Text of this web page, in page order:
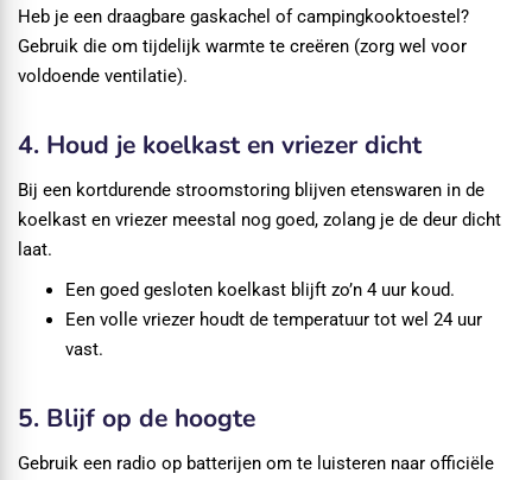
Heb je een draagbare gaskachel of campingkooktoestel?
Gebruik die om tijdelijk warmte te creëren (zorg wel voor
voldoende ventilatie).
4. Houd je koelkast en vriezer dicht
Bij een kortdurende stroomstoring blijven etenswaren in de
koelkast en vriezer meestal nog goed, zolang je de deur dicht
laat.
Een goed gesloten koelkast blijft zo’n 4 uur koud.
Een volle vriezer houdt de temperatuur tot wel 24 uur
vast.
5. Blijf op de hoogte
Gebruik een radio op batterijen om te luisteren naar officiële